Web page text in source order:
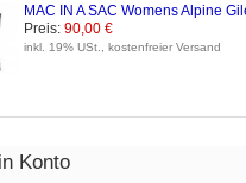
MAC IN A SAC Womens Alpine
Preis: 90,00 €
inkl. 19% USt., kostenfreier Versand
Konto